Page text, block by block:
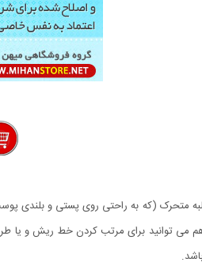
متحرک (که به راحتی روی پستی و بلندی
توانید برای مرتب کردن خط ریش و یا طرح